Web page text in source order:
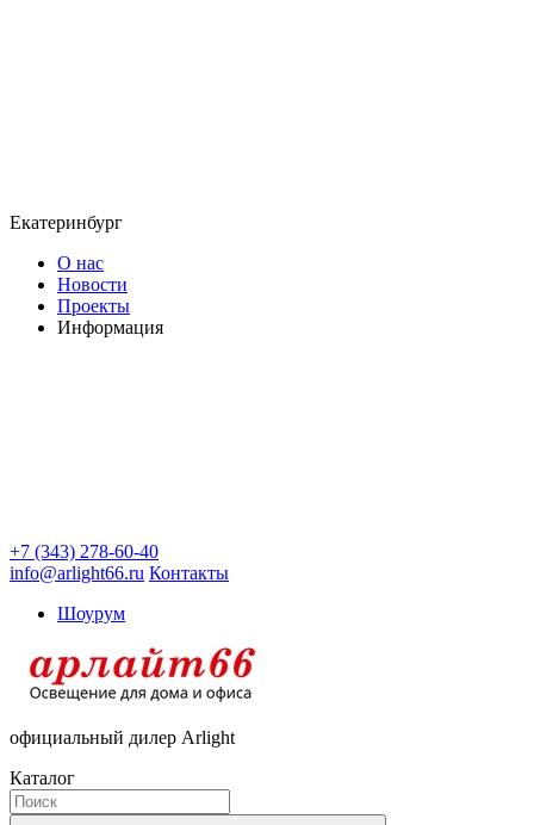
Екатеринбург
О нас
Новости
Проекты
Информация
+7 (343) 278-60-40
info@arlight66.ru Контакты
Шоурум
официальный дилер Arlight
Каталог